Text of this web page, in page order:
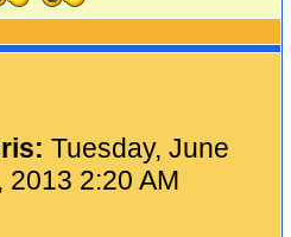
Tuesday, June
2013 2:20 AM